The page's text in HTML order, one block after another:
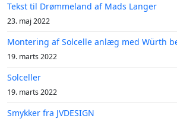
Tekst til Drømmeland af Mads Langer
23. maj 2022
Montering af Solcelle anlæg med Würth
19. marts 2022
Solceller
19. marts 2022
Smykker fra JVDESIGN